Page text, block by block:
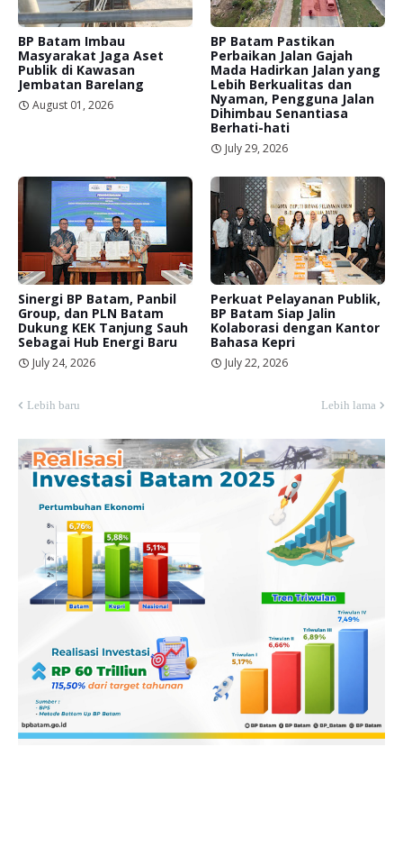
BP Batam Imbau
Masyarakat Jaga Aset
Publik di Kawasan
Jembatan Barelang
August 01, 2026
BP Batam Pastikan
Perbaikan Jalan Gajah
Mada Hadirkan Jalan yang
Lebih Berkualitas dan
Nyaman, Pengguna Jalan
Dihimbau Senantiasa
Berhati-hati
July 29, 2026
Sinergi BP Batam, Panbil
Group, dan PLN Batam
Dukung KEK Tanjung Sauh
Sebagai Hub Energi Baru
July 24, 2026
Perkuat Pelayanan Publik,
BP Batam Siap Jalin
Kolaborasi dengan Kantor
Bahasa Kepri
July 22, 2026
Lebih baru Lebih lama